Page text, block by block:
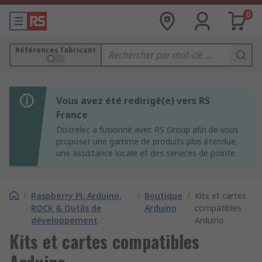
0
Références fabricant
Vous avez été redirigé(e) vers RS
France
Distrelec a fusionné avec RS Group afin de vous
proposer une gamme de produits plus étendue,
une assistance locale et des services de pointe.
/ Raspberry Pi, Arduino,
ROCK & Outils de
développement
/ Boutique
Arduino
/ Kits et cartes
compatibles
Arduino
Kits et cartes compatibles